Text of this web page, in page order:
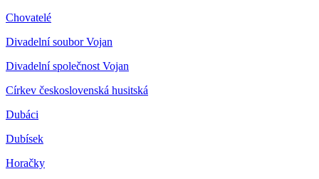
Chovatelé
Divadelní soubor Vojan
Divadelní společnost Vojan
Církev československá husitská
Dubáci
Dubísek
Horačky